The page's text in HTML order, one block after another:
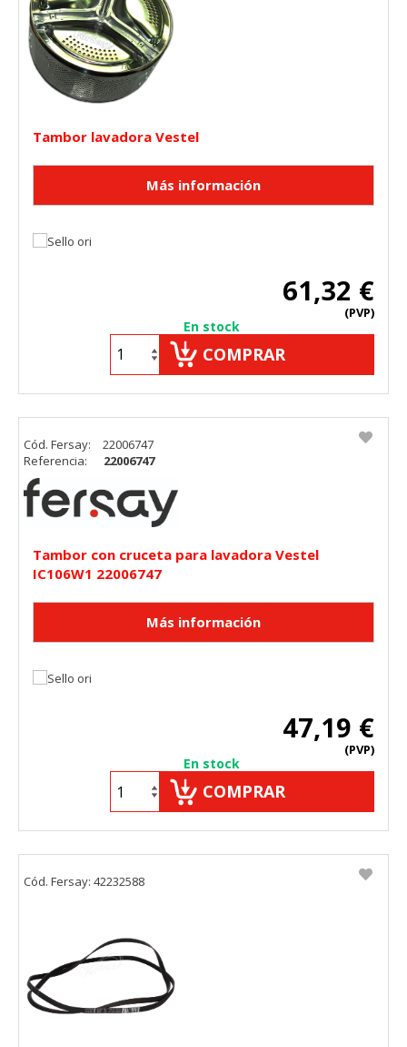
Tambor lavadora Vestel
61,32 €
(PVP)
En stock
COMPRAR
Tambor con cruceta para lavadora Vestel
IC106W1 22006747
47,19 €
(PVP)
En stock
COMPRAR
Cód. Fersay:
22006747
Referencia:
22006747
Cód. Fersay: 42232588